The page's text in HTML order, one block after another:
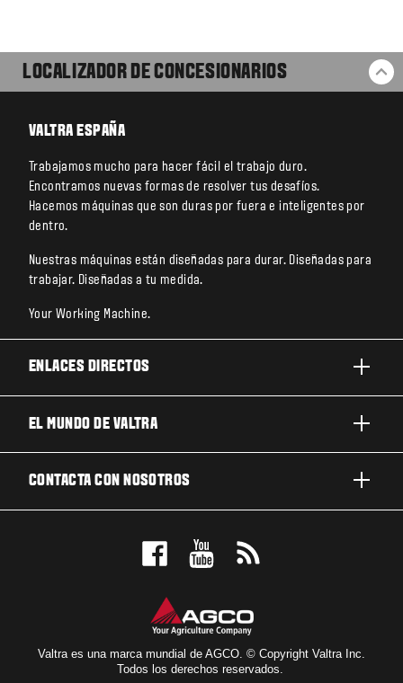
LOCALIZADOR DE CONCESIONARIOS
VALTRA ESPAÑA
Trabajamos mucho para hacer fácil el trabajo duro.
Encontramos nuevas formas de resolver tus desafíos.
Hacemos máquinas que son duras por fuera e inteligentes por
dentro.
Nuestras máquinas están diseñadas para durar. Diseñadas para
trabajar. Diseñadas a tu medida.
Your Working Machine.
ENLACES DIRECTOS
TECNOLOGÍA
EL MUNDO DE VALTRA
CONTACTA CON NOSOTROS
RESERVE UNA PRUEBA DE MANEJO
LOCALIZADOR DE CONCESIONARIOS
Valtra es una marca mundial de AGCO. © Copyright Valtra Inc.
Todos los derechos reservados.